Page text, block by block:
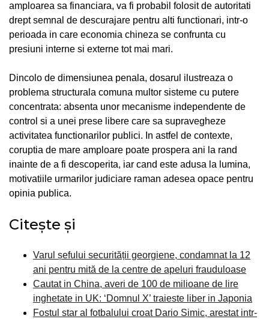
amploarea sa financiara, va fi probabil folosit de autoritati
drept semnal de descurajare pentru alti functionari, intr-o
perioada in care economia chineza se confrunta cu
presiuni interne si externe tot mai mari.
Dincolo de dimensiunea penala, dosarul ilustreaza o
problema structurala comuna multor sisteme cu putere
concentrata: absenta unor mecanisme independente de
control si a unei prese libere care sa supravegheze
activitatea functionarilor publici. In astfel de contexte,
coruptia de mare amploare poate prospera ani la rand
inainte de a fi descoperita, iar cand este adusa la lumina,
motivatiile urmarilor judiciare raman adesea opace pentru
opinia publica.
Citește și
Varul șefului securității georgiene, condamnat la 12
ani pentru mită de la centre de apeluri frauduloase
Cautat in China, averi de 100 de milioane de lire
inghetate in UK: ‘Domnul X’ traieste liber in Japonia
Fostul star al fotbalului croat Dario Simic, arestat intr-